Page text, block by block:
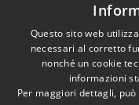
Questo sito web
necessari al corretto
nonché un cookie
informazioni
Per maggiori dettagli,